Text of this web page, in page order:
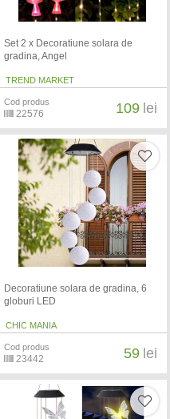
Set 2 x Decoratiune solara de
gradina, Angel
TREND MARKET
Cod produs
22576 109 lei
Decoratiune solara de gradina, 6
globuri LED
CHIC MANIA
Cod produs
23442 59 lei